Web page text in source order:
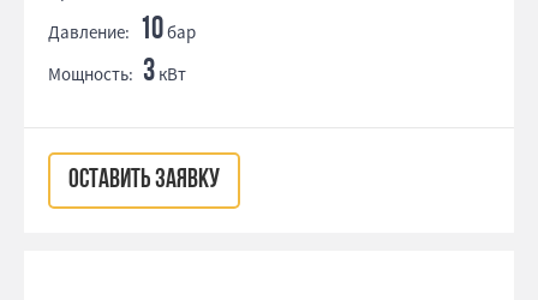
Давление: 10бар
Мощность: 3 кВт
ОСТАВИТЬ ЗАЯВКУ